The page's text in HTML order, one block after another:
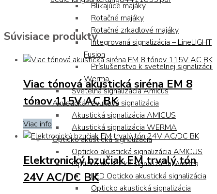
Blikajúce majáky
Rotačné majáky
Rotačné zrkadlové majáky
Integrovaná signalizácia – LineLIGHT
Fusion
Príslušenstvo k svetelnej signalizácii
Werma
Svetelná signalizácia Amicus
Akustická / zvuková signalizácia
Akustická signalizácia AMICUS
Akustická signalizácia WERMA
Opticko akustická signalizácia
Opticko akustická signalizácia AMICUS
Opticko akustická signalizácia Werma
LED Opticko akustická signalizácia
Opticko akustická signalizácia
Súvisiace produkty
Viac tónová akustická siréna EM 8
tónov 115V AC BK
Viac info
Elektronický bzučiak EM trvalý tón
24V AC/DC BK